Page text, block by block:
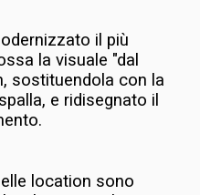
il più
la visuale "dal
sostituendola con la
e ridisegnato il
location sono